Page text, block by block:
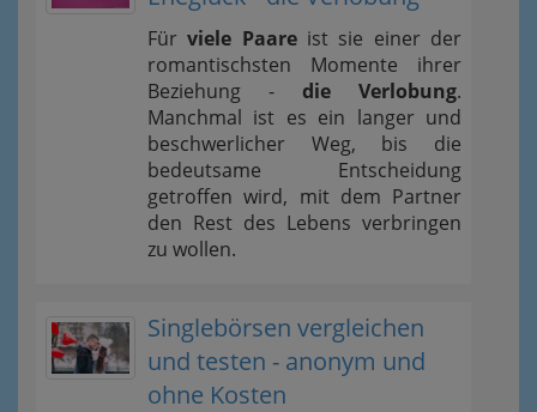
Fürviele Paareist sie einer der
romantischsten Momente ihrer
Beziehung - die Verlobung.
Manchmal ist es ein langer und
beschwerlicher Weg, bis die
bedeutsame Entscheidung
getroffen wird, mit dem Partner
den Rest des Lebens verbringen
zu wollen.
Singlebörsen vergleichen
und testen - anonym und
ohne Kosten